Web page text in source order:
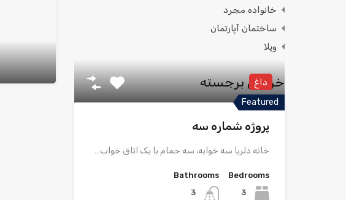
خانواده مجرد
ساختمان آپارتمان
ویلا
خواص برجسته
Featured
داغ
پروژه شماره سه
خانه دلربا سه خوابه، سه حمام با یک اتاق خواب…
Bedrooms
3
Bathrooms
3